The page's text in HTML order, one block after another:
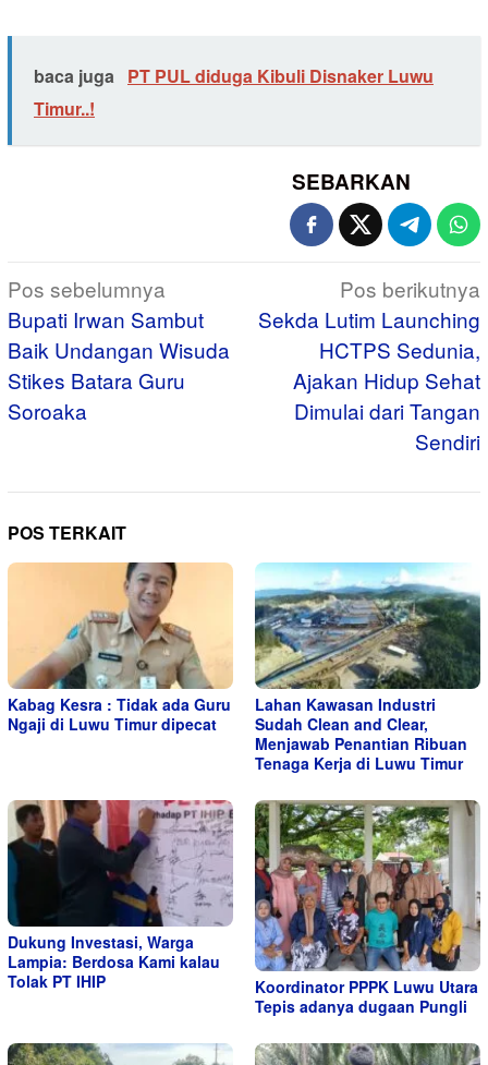
baca juga PT PUL diduga Kibuli Disnaker Luwu
Timur..!
SEBARKAN
Navigasi
pos
Pos sebelumnya
Bupati Irwan Sambut
Baik Undangan Wisuda
Stikes Batara Guru
Soroaka
Pos berikutnya
Sekda Lutim Launching
HCTPS Sedunia,
Ajakan Hidup Sehat
Dimulai dari Tangan
Sendiri
POS TERKAIT
Kabag Kesra : Tidak ada Guru
Ngaji di Luwu Timur dipecat
Lahan Kawasan Industri
Sudah Clean and Clear,
Menjawab Penantian Ribuan
Tenaga Kerja di Luwu Timur
Dukung Investasi, Warga
Lampia: Berdosa Kami kalau
Tolak PT IHIP
Koordinator PPPK Luwu Utara
Tepis adanya dugaan Pungli